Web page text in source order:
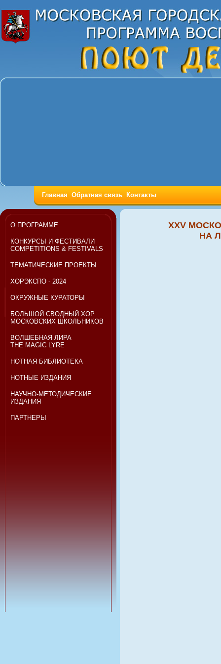
Главная Обратная связь Контакты
О ПРОГРАММЕ
КОНКУРСЫ И ФЕСТИВАЛИ
COMPETITIONS & FESTIVALS
ТЕМАТИЧЕСКИЕ ПРОЕКТЫ
ХОРЭКСПО - 2024
ОКРУЖНЫЕ КУРАТОРЫ
БОЛЬШОЙ СВОДНЫЙ ХОР
МОСКОВСКИХ ШКОЛЬНИКОВ
ВОЛШЕБНАЯ ЛИРА
THE MAGIC LYRE
НОТНАЯ БИБЛИОТЕКА
НОТНЫЕ ИЗДАНИЯ
НАУЧНО-МЕТОДИЧЕСКИЕ
ИЗДАНИЯ
ПАРТНЕРЫ
XXV
НА